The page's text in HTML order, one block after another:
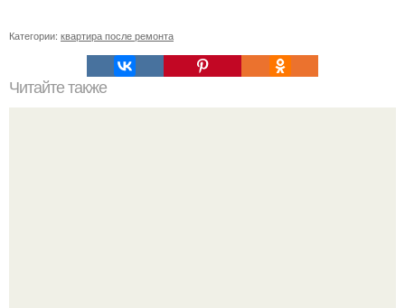
Категории: квартира после ремонта
Читайте также